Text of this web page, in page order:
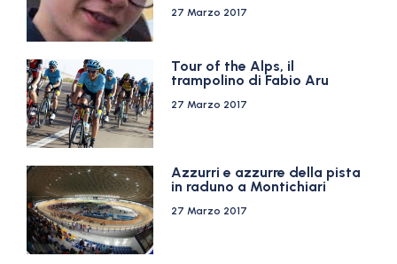
27 Marzo 2017
Tour of the Alps, il
trampolino di Fabio Aru
27 Marzo 2017
Azzurri e azzurre della pista
in raduno a Montichiari
27 Marzo 2017